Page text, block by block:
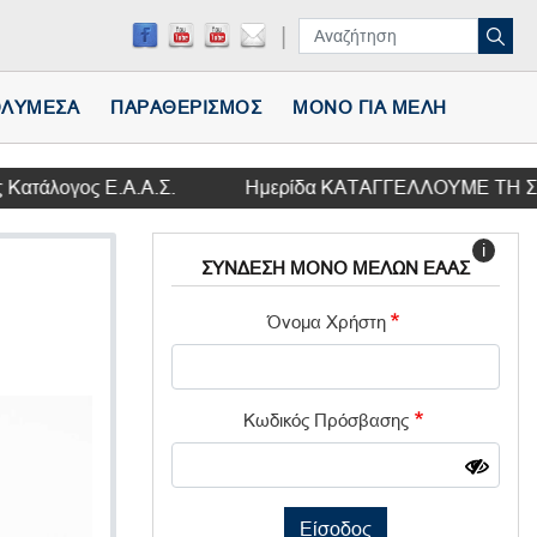
ΠΑΡΑΘΕΡΙΣΜΟΣ ΜΟΝΟ ΓΙΑ ΜΕΛΗ
Ε.Α.Α.Σ. Ημερίδα ΚΑΤΑΓΓΕΛΛΟΥΜΕ ΤΗ
i
ΣΥΝΔΕΣΗ ΜΟΝΟ ΜΕΛΩΝ ΕΑΑΣ
Όνομα Χρήστη
Κωδικός Πρόσβασης
Είσοδος